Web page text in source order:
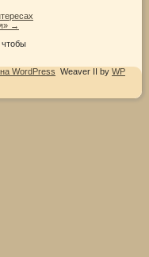
→
WordPress Weaver II by WP